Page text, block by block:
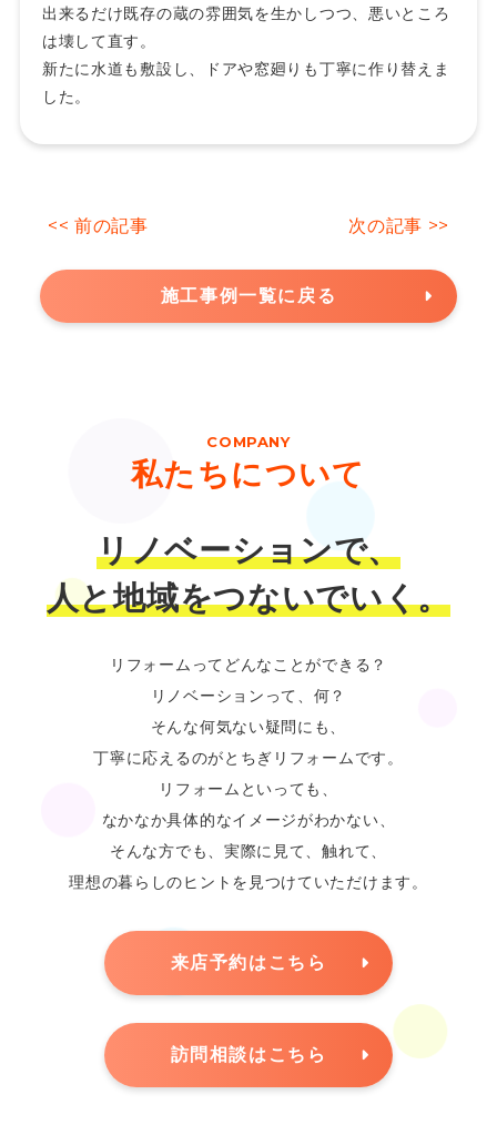
出来るだけ既存の蔵の雰囲気を生かしつつ、悪いところ
は壊して直す。
新たに水道も敷設し、ドアや窓廻りも丁寧に作り替えま
した。
<< 前の記事 次の記事 >>
施工事例一覧に戻る
COMPANY
私たちについて
リノベーションで、
人と地域をつないでいく。
リフォームってどんなことができる？
リノベーションって、何？
そんな何気ない疑問にも、
丁寧に応えるのがとちぎリフォームです。
リフォームといっても、
なかなか具体的なイメージがわかない、
そんな方でも、実際に見て、触れて、
理想の暮らしのヒントを見つけていただけます。
来店予約はこちら
訪問相談はこちら